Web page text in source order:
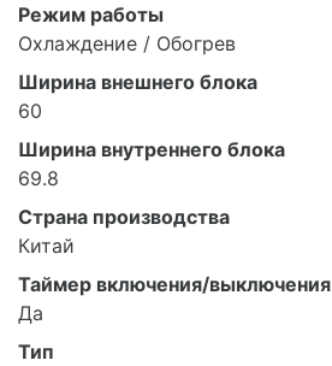
Режим работы
Охлаждение / Обогрев
Ширина внешнего блока
60
Ширина внутреннего блока
69.8
Страна производства
Китай
Таймер включения/выключения
Да
Тип